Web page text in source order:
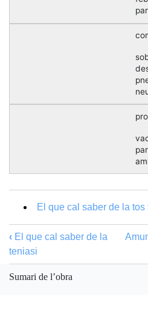
El que cal saber de la tos
‹ El que cal saber de la
teniasi
Sumari de l’obra